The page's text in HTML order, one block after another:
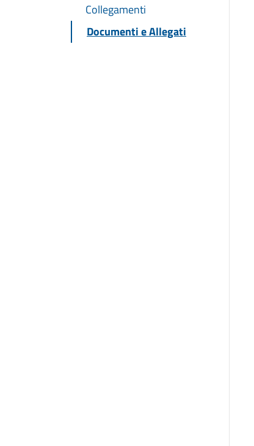
Collegamenti
Documenti e Allegati